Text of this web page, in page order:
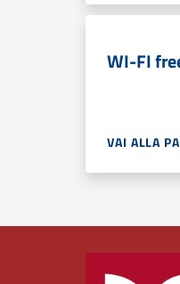
WI-FI
VAI ALLA